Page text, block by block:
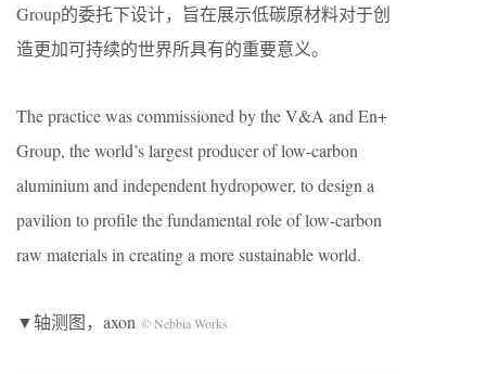
Group的委托下设计，旨在展示低碳原材料对于创
造更加可持续的世界所具有的重要意义。
The practice was commissioned by the V&A and En+
Group, the world’s largest producer of low-carbon
aluminium and independent hydropower, to design a
pavilion to profile the fundamental role of low-carbon
raw materials in creating a more sustainable world.
▼轴测图，axon © Nebbia Works